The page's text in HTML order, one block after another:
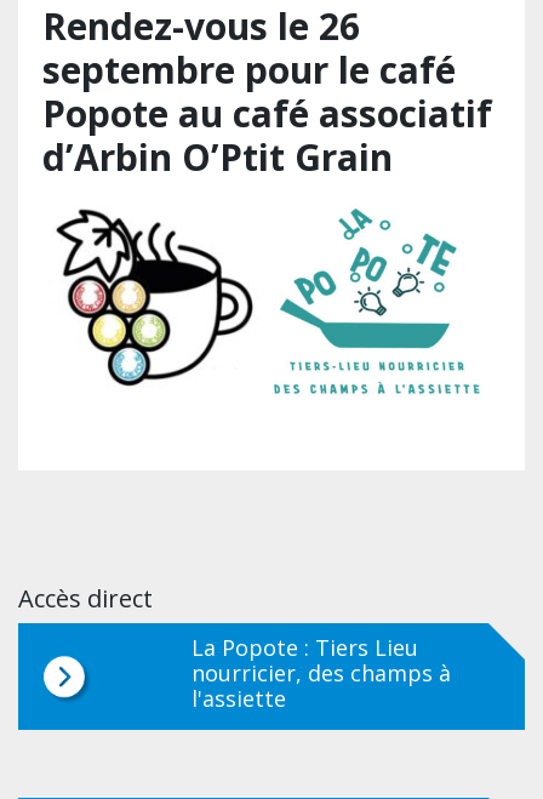
Rendez-vous le 26
septembre pour le café
Popote au café associatif
d’Arbin O’Ptit Grain
Accès direct
La Popote : Tiers Lieu
nourricier, des champs à
l'assiette